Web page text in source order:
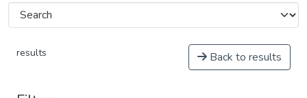
results Back to results